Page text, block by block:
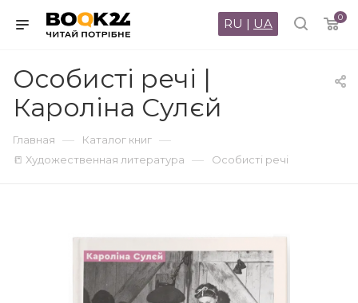
0
RU | UA
Особисті речі |
Кароліна Сулєй
Главная — Каталог книг —
📒 Художественная литература — Особисті речі